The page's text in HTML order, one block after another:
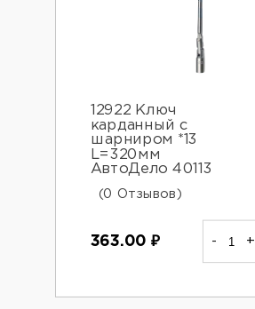
12922 Ключ
карданный с
шарниром *13
L=320мм
АвтоДело 40113
(0 Отзывов)
363.00 ₽ - +